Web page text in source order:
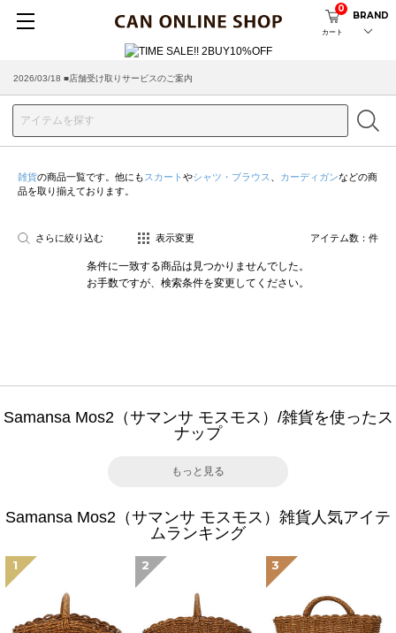
カート
0
BRAND
2026/03/18 ■店舗受け取りサービスのご案内
雑貨の商品一覧です。他にも スカート やシャツ・ブラウス カーディガンなどの商
品を取り揃えております。
さらに絞り込む 表示変更 アイテム数： 件
条件に一致する商品は見つかりませんでした。
お手数ですが、検索条件を変更してください。
Samansa Mos2（サマンサ モスモス）/雑貨を使ったス
ナップ
もっと見る
Samansa Mos2（サマンサ モスモス）雑貨人気アイテ
ムランキング
1 2 3